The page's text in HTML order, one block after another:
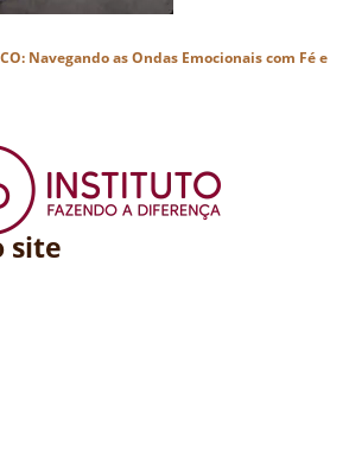
Navegando as Ondas Emocionais com Fé e
site